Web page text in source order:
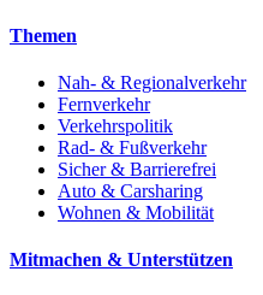
Themen
Nah- & Regionalverkehr
Fernverkehr
Verkehrspolitik
Rad- & Fußverkehr
Sicher & Barrierefrei
Auto & Carsharing
Wohnen & Mobilität
Mitmachen & Unterstützen